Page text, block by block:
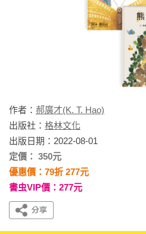
作者： 郝廣才(K. T. Hao)
出版社： 格林文化
出版日期：2022-08-01
定價： 350元
優惠價：79折 277元
書虫VIP價：277元